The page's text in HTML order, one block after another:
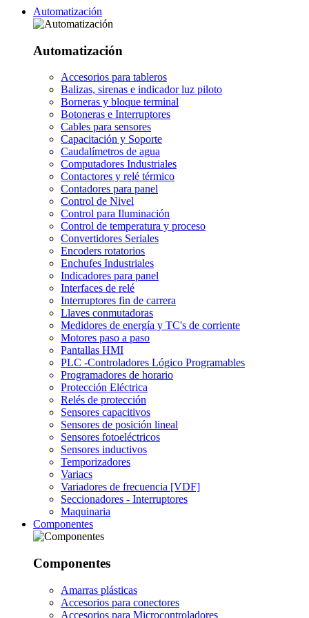
Automatización
Automatización
Accesorios para tableros
Balizas, sirenas e indicador luz piloto
Borneras y bloque terminal
Botoneras e Interruptores
Cables para sensores
Capacitación y Soporte
Caudalímetros de agua
Computadores Industriales
Contactores y relé térmico
Contadores para panel
Control de Nivel
Control para Iluminación
Control de temperatura y proceso
Convertidores Seriales
Encoders rotatorios
Enchufes Industriales
Indicadores para panel
Interfaces de relé
Interruptores fin de carrera
Llaves conmutadoras
Medidores de energía y TC's de corriente
Motores paso a paso
Pantallas HMI
PLC -Controladores Lógico Programables
Programadores de horario
Protección Eléctrica
Relés de protección
Sensores capacitivos
Sensores de posición lineal
Sensores fotoeléctricos
Sensores inductivos
Temporizadores
Variacs
Variadores de frecuencia [VDF]
Seccionadores - Interruptores
Maquinaria
Componentes
Componentes
Amarras plásticas
Accesorios para conectores
Accesorios para Microcontroladores